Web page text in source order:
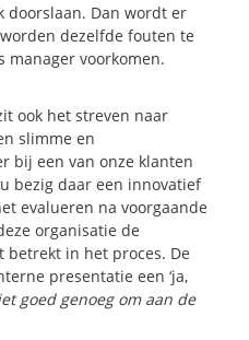
doorslaan. Dan wordt er
dezelfde fouten te
manager voorkomen.
ook het streven naar
slimme en
bij een van onze klanten
bezig daar een innovatief
evalueren na voorgaande
organisatie de
in het proces. De
presentatie een ‘ja,
goed genoeg om aan de